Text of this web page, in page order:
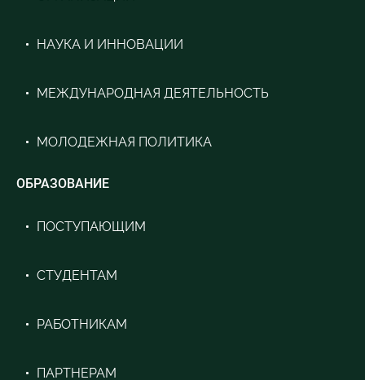
НАУКА И ИННОВАЦИИ
МЕЖДУНАРОДНАЯ ДЕЯТЕЛЬНОСТЬ
МОЛОДЕЖНАЯ ПОЛИТИКА
ОБРАЗОВАНИЕ
ПОСТУПАЮЩИМ
СТУДЕНТАМ
РАБОТНИКАМ
ПАРТНЕРАМ